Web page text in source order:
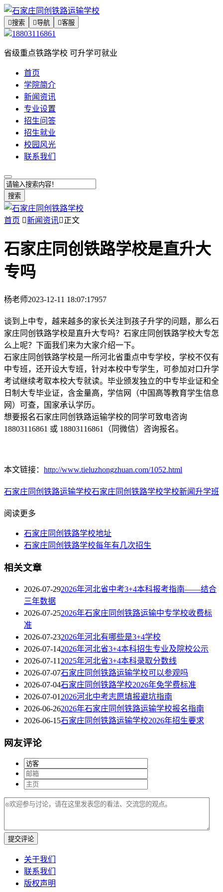
搜索 导航 客服
18803116861
省级重点铁路学校 可升学可就业
首页
学院简介
新闻资讯
专业设置
招生问答
招生就业
校园风光
联系我们
搜索
首页 新闻资讯正文
石家庄同创铁路学校是直升大
专吗
杨老师2023-12-11 18:07:17957
谈到上中专，越来越多的家长关注到孩子升学的问题，那么石
家庄同创铁路学校是直升大专吗？石家庄同创铁路学校大专怎
么上呢？下面我们来为大家介绍一下。
石家庄同创铁路学校是一所河北省重点中专学校，学校不仅有
中专班，还开设大专班，针对本校中专学生，可参加对口升学
考试继续考取本校大专就读。毕业颁发独立的中专毕业证和全
日制大专毕业证，含金量高，学信网（中国高等教育学生信息
网）可查，国家承认学历。
想要报名石家庄同创铁路运输学校的同学可致电咨询
18803116861 或 18803116861（同微信）咨询报名。
本文链接： http://www.tieluzhongzhuan.com/1052.html
石家庄同创铁路运输学校石家庄同创铁路学校学校新闻升学班
阅读更多
石家庄同创铁路学校地址
石家庄同创铁路学校每年有几次招生
相关文章
2026-07-292026年河北省中考3+4本科报考指南——结合
三年数据
2026-07-252026年石家庄同创铁路运输中专学校收费标
准
2026-07-232026年河北有哪些是3+4学校
2026-07-142026年河北省3+4本科招生专业及院校公示
2026-07-11 2025年河北省3+4本科录取分数线
2026-07-07石家庄同创铁路运输学校可以参观吗
2026-07-04石家庄同创铁路学校2026年免学费标准
2026-07-01 2026河北中考志愿填报避坑指南
2026-06-262026年石家庄同创铁路运输学校报名指南
2026-06-15石家庄同创铁路运输学校2026年招生要求
网友评论
提交评论
关于我们
联系我们
版权声明